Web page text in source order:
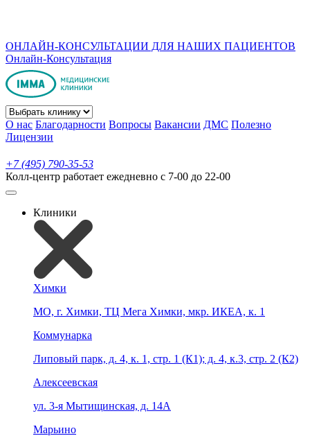
ОНЛАЙН-КОНСУЛЬТАЦИИ ДЛЯ НАШИХ ПАЦИЕНТОВ
Онлайн-Консультация
О нас Благодарности Вопросы Вакансии ДМС Полезно
Лицензии
+7 (495) 790-35-53
Колл-центр работает ежедневно с 7-00 до 22-00
Клиники
Химки
МО, г. Химки, ТЦ Мега Химки, мкр. ИКЕА, к. 1
Коммунарка
Липовый парк, д. 4, к. 1, стр. 1 (К1); д. 4, к.3, стр. 2 (К2)
Алексеевская
ул. 3-я Мытищинская, д. 14А
Марьино